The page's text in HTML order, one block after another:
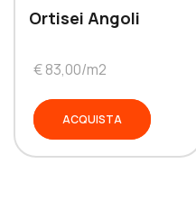
Ortisei Angoli
€ 83,00/m2
ACQUISTA